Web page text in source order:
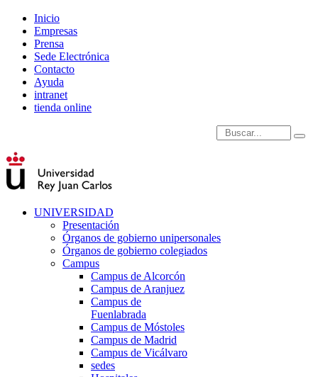
Inicio
Empresas
Prensa
Sede Electrónica
Contacto
Ayuda
intranet
tienda online
Introduce términos de
UNIVERSIDAD
Presentación
Órganos de gobierno unipersonales
Órganos de gobierno colegiados
Campus
Campus de Alcorcón
Campus de Aranjuez
Campus de
Fuenlabrada
Campus de Móstoles
Campus de Madrid
Campus de Vicálvaro
sedes